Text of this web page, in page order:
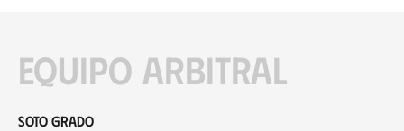
Equipo arbitral
Soto Grado